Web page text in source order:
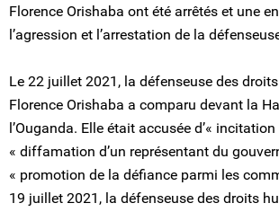
Florence Orishaba ont été arrêtés et une
l’agression et l’arrestation de la
Le 22 juillet 2021, la défenseuse des
Florence Orishaba a comparu devant la
l’Ouganda. Elle était accusée d’«
« diffamation d’un représentant du
« promotion de la défiance parmi les
19 juillet 2021, la défenseuse des droits